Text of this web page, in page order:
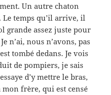
Un autre chaton
temps qu’il arrive, il
grande assez juste pour
n’ai, nous n’avons, pas
tombé dedans. Je vois
de pompiers, je sais
d’y mettre le bras,
mon frère, qui est censé